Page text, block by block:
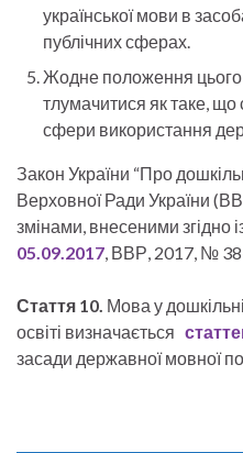
української мови в
публічних сферах.
Жодне положення
тлумачитися як таке,
сфери використання
Закон України “Про
Верховної Ради України
змінами, внесеними згідно
05.09.2017 , ВВР, 2017, №
Стаття 10. Мова у
освіті визначається
засади державної мовної